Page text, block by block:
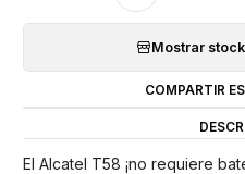
Mostrar
COMPARTIR
El Alcatel T58 ¡no requiere